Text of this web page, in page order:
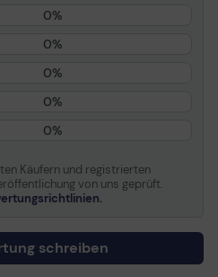
133120 IOPS
76800 IOPS
Card
1500 g @ 0,5 ms
0%
0%
0%
0%
0%
Käufern und registrierten
von uns geprüft.
schreiben